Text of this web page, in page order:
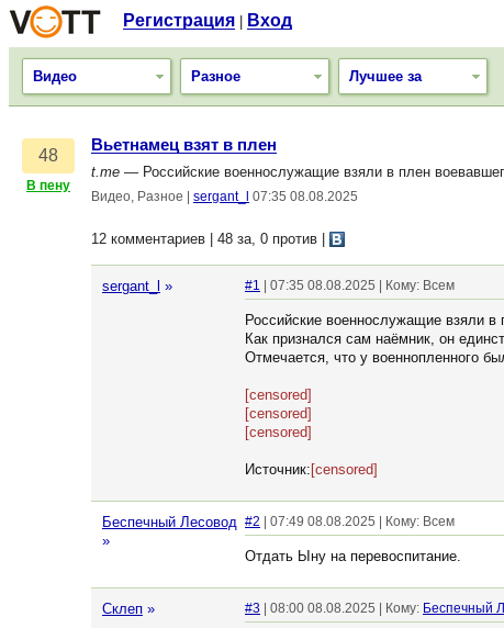
Регистрация Вход
Видео Разное Лучшее за
48
В пену
Вьетнамец взят в плен
t.me — Российские военнослужащие взяли в плен
Видео, Разное sergant_l 07:35 08.08.2025
12 комментариев | 48 за, 0 против
sergant_l » #1 | 07:35 08.08.2025 | Кому: Всем
Российские военнослужащие взяли
Как признался сам наёмник, он
Отмечается, что у военнопленного
[censored]
[censored]
[censored]
Источник: [censored]
Беспечный Лесовод
»
#2 | 07:49 08.08.2025 | Кому: Всем
Отдать Ыну на перевоспитание.
Склеп » #3 | 08:00 08.08.2025 | Кому: Беспечный